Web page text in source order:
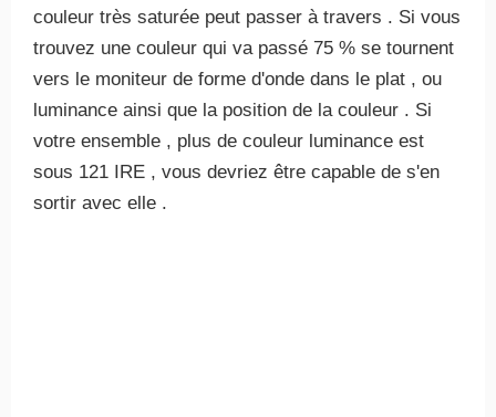
couleur très saturée peut passer à travers . Si vous
trouvez une couleur qui va passé 75 % se tournent
vers le moniteur de forme d'onde dans le plat , ou
luminance ainsi que la position de la couleur . Si
votre ensemble , plus de couleur luminance est
sous 121 IRE , vous devriez être capable de s'en
sortir avec elle .